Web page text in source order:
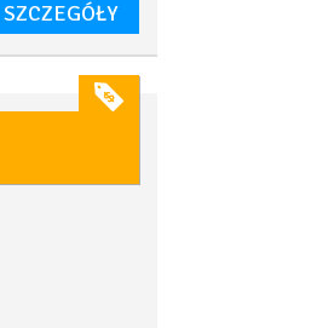
SZCZEGÓŁY